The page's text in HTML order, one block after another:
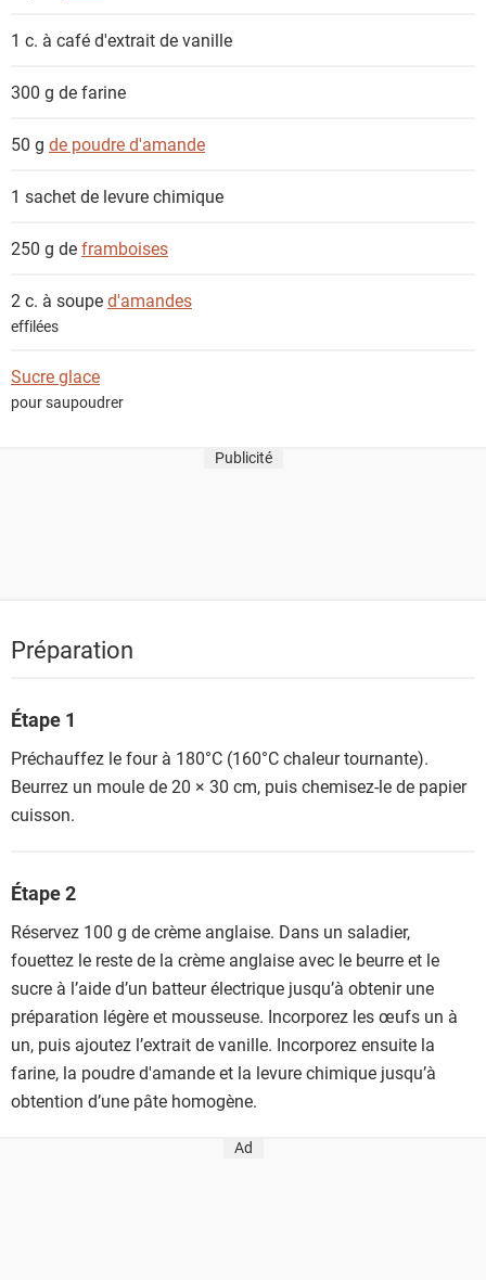
1 c. à caféd'extrait de vanille
300 g defarine
50 g de poudre d'amande
1 sachet de levure chimique
250 g deframboises
2 c. à souped'amandes
effilées
Sucre glace
pour saupoudrer
Publicité
Préparation
Étape 1
Préchauffez le four à 180°C (160°C chaleur tournante).
Beurrez un moule de 20 × 30 cm, puis chemisez-le de papier
cuisson.
Étape 2
Réservez 100 g de crème anglaise. Dans un saladier,
fouettez le reste de la crème anglaise avec le beurre et le
sucre à l’aide d’un batteur électrique jusqu’à obtenir une
préparation légère et mousseuse. Incorporez les œufs un à
un, puis ajoutez l’extrait de vanille. Incorporez ensuite la
farine, la poudre d'amande et la levure chimique jusqu’à
obtention d’une pâte homogène.
Ad